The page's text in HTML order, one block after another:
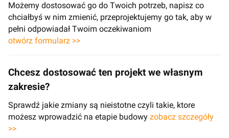
Możemy dostosować go do Twoich potrzeb, napisz co
chciałbyś w nim zmienić, przeprojektujemy go tak, aby w
pełni odpowiadał Twoim oczekiwaniom
otwórz formularz >>
Chcesz dostosować ten projekt we własnym
zakresie?
Sprawdź jakie zmiany są nieistotne czyli takie, ktore
możesz wprowadzić na etapie budowy zobacz szczegóły
>>